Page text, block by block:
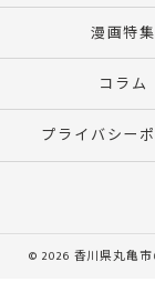
漫画特集
コラム
プライバシー
© 2026 香川県丸亀市